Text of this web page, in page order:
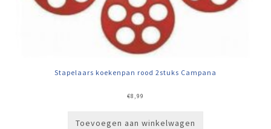
Stapelaars koekenpan rood 2stuks Campana
€8,99
Toevoegen aan winkelwagen